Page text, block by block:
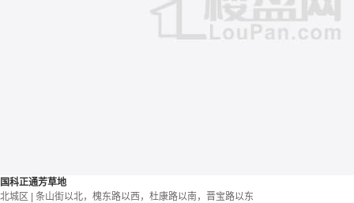
国科正通芳草地
北城区 | 条山街以北，槐东路以西，杜康路以南，晋宝路以东